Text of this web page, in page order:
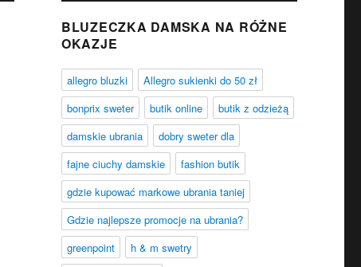
BLUZECZKA DAMSKA NA RÓŻNE
OKAZJE
allegro bluzki
Allegro sukienki do 50 zł
bonprix sweter
butik online
butik z odzieżą
damskie ubrania
dobry sweter dla
fajne ciuchy damskie
fashion butik
gdzie kupować markowe ubrania taniej
Gdzie najlepsze promocje na ubrania?
greenpoint
h & m swetry